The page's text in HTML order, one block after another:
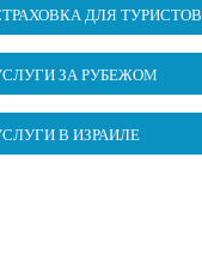
ДЛЯ ТУРИСТОВ
ЗА РУБЕЖОМ
В ИЗРАИЛЕ